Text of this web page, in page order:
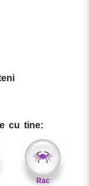
cu tine:
Rac